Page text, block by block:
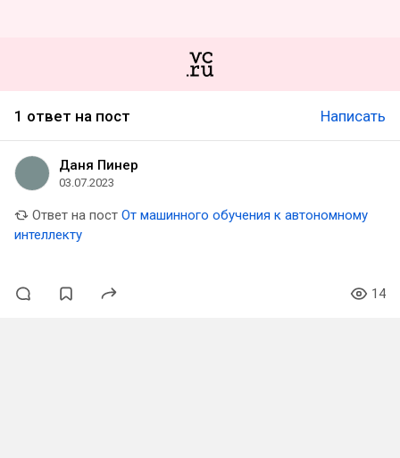
1 ответ на пост Написать
Даня Пинер
03.07.2023
Ответ на пост От машинного обучения к автономному
интеллекту
14